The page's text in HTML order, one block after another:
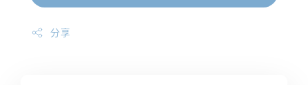
分享